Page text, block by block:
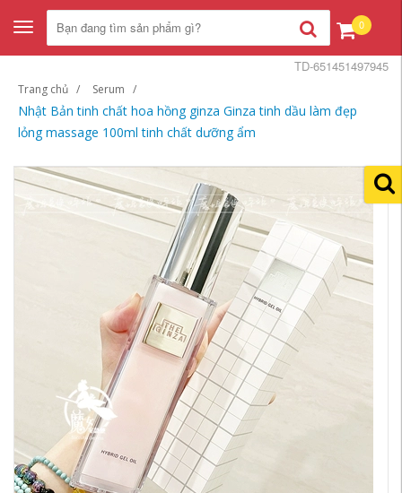
Toggle
navigation
0
Trang chủ Serum
Nhật Bản tinh chất hoa hồng ginza Ginza tinh dầu làm đẹp
lỏng massage 100ml tinh chất dưỡng ẩm
TD-651451497945